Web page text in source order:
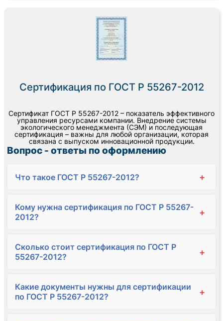
Сертификация по ГОСТ Р 55267-2012
Сертификат ГОСТ Р 55267-2012 – показатель эффективного
управления ресурсами компании. Внедрение системы
экологического менеджмента (СЭМ) и последующая
сертификация – важны для любой организации, которая
связана с выпуском инновационной продукции.
Вопрос - ответы по оформлению
Что такое ГОСТ Р 55267-2012? +
Кому нужна сертификация по ГОСТ Р 55267-
2012?
+
Сколько стоит сертификация по ГОСТ Р
55267-2012?
+
Какие документы нужны для сертификации
по ГОСТ Р 55267-2012?
+